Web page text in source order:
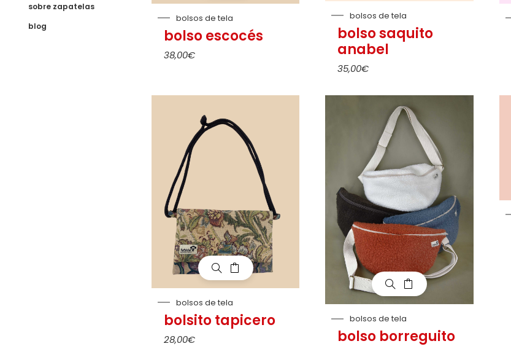
sobre zapatelas
blog
bolsos de tela
bolso escocés
38,00€
bolsos de tela
bolso saquito
anabel
35,00€
bolsos de tela
bolsito tapicero
28,00€
bolsos de tela
bolso borreguito